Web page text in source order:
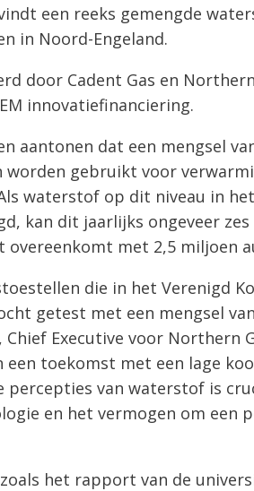
een reeks gemengde
in Noord-Engeland.
door Cadent Gas en
innovatiefinanciering.
aantonen dat een mengsel
gebruikt voor
waterstof op dit niveau in
kan dit jaarlijks ongeveer
met 2,5 miljoen
die in het Verenigd
getest met een mengsel
Chief Executive voor Northern
toekomst met een lage
percepties van waterstof is
en het vermogen om een
het rapport van de